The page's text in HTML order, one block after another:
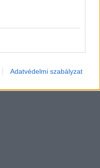
Adatvédelmi szabályzat
NEM A HAGYMA
Nem csoda, hiszen ezer